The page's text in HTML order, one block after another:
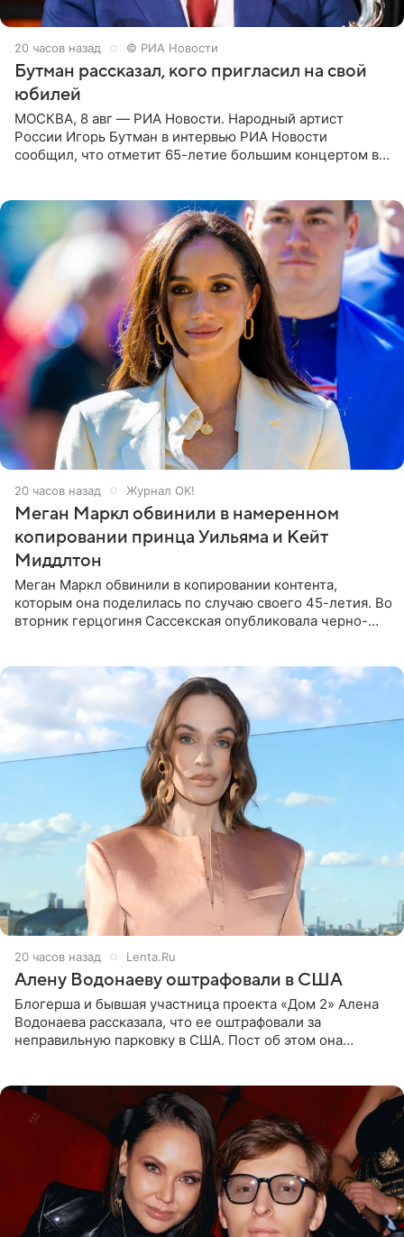
20 часов назад © РИА Новости
Бутман рассказал, кого пригласил на свой
юбилей
МОСКВА, 8 авг — РИА Новости. Народный артист
России Игорь Бутман в интервью РИА Новости
сообщил, что отметит 65-летие большим концертом в
20 часов назад Журнал OK!
Меган Маркл обвинили в намеренном
копировании принца Уильяма и Кейт
Миддлтон
Меган Маркл обвинили в копировании контента,
которым она поделилась по случаю своего 45-летия. Во
вторник герцогиня Сассекская опубликовала черно-
20 часов назад Lenta.Ru
Алену Водонаеву оштрафовали в США
Блогерша и бывшая участница проекта «Дом 2» Алена
Водонаева рассказала, что ее оштрафовали за
неправильную парковку в США. Пост об этом она